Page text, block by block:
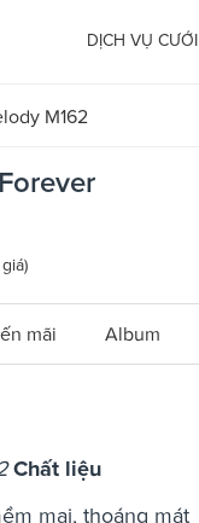
DỊCH VỤ CƯỚI
M162
mãi Album
Chất liệu
mại, thoáng mát